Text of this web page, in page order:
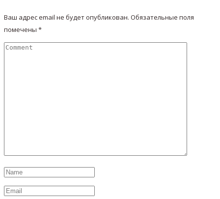
Ваш адрес email не будет опубликован. Обязательные поля
помечены *